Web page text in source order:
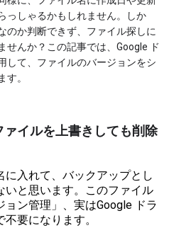
っしゃるかもしれません。しか
のか判断できず、ファイル探しに
せんか？この記事では、Google ド
して、ファイルのバージョンをシ
す。
ァイルを上書きしても削除
入れて、バックアップとし
いと思います。このファイル
ン管理」、実はGoogle ドラ
要になります。